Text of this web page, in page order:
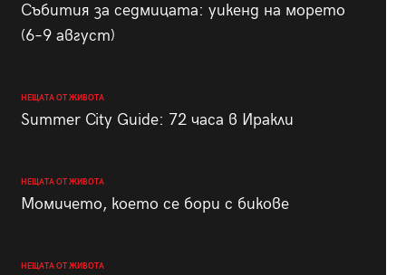
Събития за седмицата: уикенд на морето
(6–9 август)
НЕЩАТА ОТ ЖИВОТА
Summer City Guide: 72 часа в Иракли
НЕЩАТА ОТ ЖИВОТА
Момичето, което се бори с бикове
НЕЩАТА ОТ ЖИВОТА